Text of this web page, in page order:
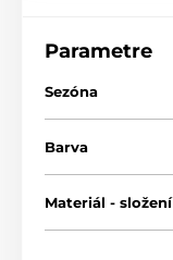
Parametre
Sezóna
Barva
Materiál - složení